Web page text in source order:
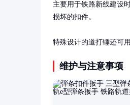
主要用于铁路新线建设
损坏的扣件。
特殊设计的道打锤还可
维护与注意事项